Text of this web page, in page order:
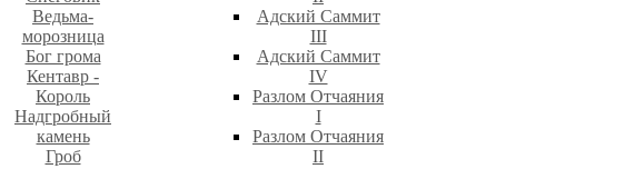
Ведьма-
морозница
Бог грома
Кентавр -
Король
Надгробный
камень
Гроб
Адский Саммит
III
Адский Саммит
IV
Разлом Отчаяния
I
Разлом Отчаяния
II